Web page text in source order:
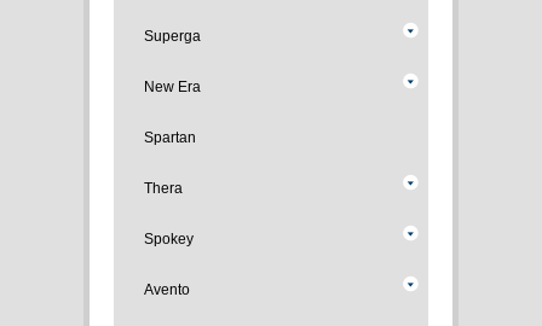
Superga
New Era
Spartan
Thera
Spokey
Avento